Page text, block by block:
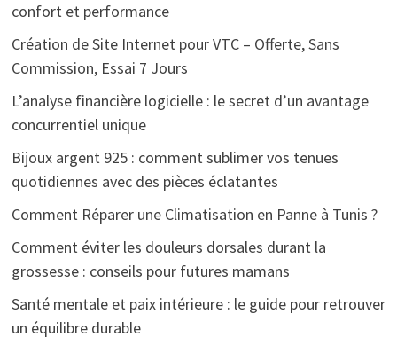
confort et performance
Création de Site Internet pour VTC – Offerte, Sans
Commission, Essai 7 Jours
L’analyse financière logicielle : le secret d’un avantage
concurrentiel unique
Bijoux argent 925 : comment sublimer vos tenues
quotidiennes avec des pièces éclatantes
Comment Réparer une Climatisation en Panne à Tunis ?
Comment éviter les douleurs dorsales durant la
grossesse : conseils pour futures mamans
Santé mentale et paix intérieure : le guide pour retrouver
un équilibre durable